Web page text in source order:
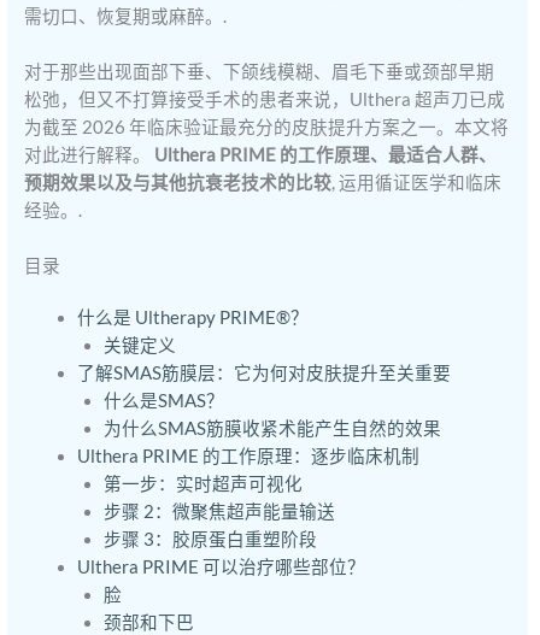
需切口、恢复期或麻醉。.
对于那些出现面部下垂、下颌线模糊、眉毛下垂或颈部早期
松弛，但又不打算接受手术的患者来说，Ulthera 超声刀已成
为截至 2026 年临床验证最充分的皮肤提升方案之一。本文将
对此进行解释。 Ulthera PRIME 的工作原理、最适合人群、
预期效果以及与其他抗衰老技术的比较, 运用循证医学和临床
经验。.
目录
什么是 Ultherapy PRIME®？
关键定义
了解SMAS筋膜层：它为何对皮肤提升至关重要
什么是SMAS？
为什么SMAS筋膜收紧术能产生自然的效果
Ulthera PRIME 的工作原理：逐步临床机制
第一步：实时超声可视化
步骤 2：微聚焦超声能量输送
步骤 3：胶原蛋白重塑阶段
Ulthera PRIME 可以治疗哪些部位？
脸
颈部和下巴